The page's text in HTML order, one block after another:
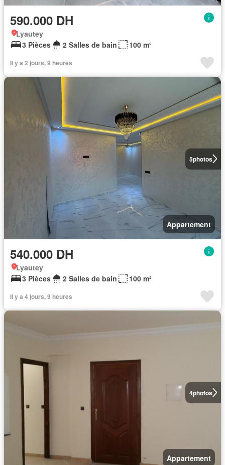
590.000 DH
Lyautey
3 Pièces
2 Salles de bain 100 m²
Il y a 2 jours, 9 heures
5photos
Appartement
540.000 DH
Lyautey
3 Pièces
2 Salles de bain 100 m²
Il y a 4 jours, 9 heures
4photos
Appartement